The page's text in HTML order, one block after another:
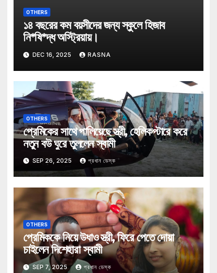
OTHERS
১৪ বছরের কম বয়সীদের জন্য স্কুলে হিজাব
নি*ষি*দ্ধ অস্ট্রিয়ায়।
DEC 16, 2025 RASNA
OTHERS
প্রেমিকের সাথে পালিয়েছে স্ত্রী, হেলিকপ্টারে করে
নতুন বউ ঘুরে তুললেন স্বামী
SEP 26, 2025 প্রধান ডেস্ক
OTHERS
প্রেমিককে নিয়ে উধাও স্ত্রী, ফিরে পেতে দোয়া
চাইলেন দিশেহারা স্বামী
SEP 7, 2025 প্রধান ডেস্ক